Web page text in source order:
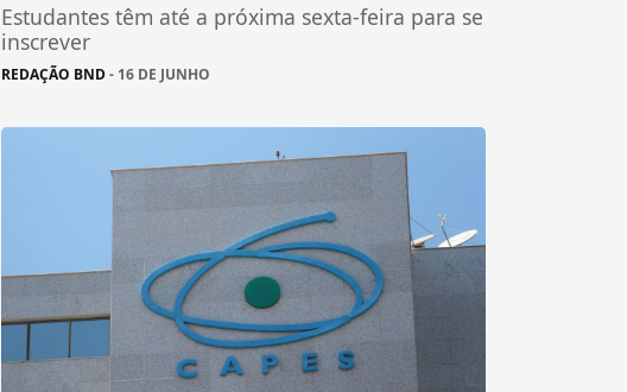
Estudantes têm até a próxima sexta-feira para se
inscrever
REDAÇÃO BND- 16 DE JUNHO